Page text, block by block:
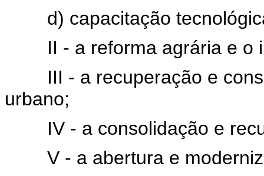
d) capacitação
II - a reforma agrária e o
III - a recuperação e
urbano;
IV - a consolidação e
V - a abertura e